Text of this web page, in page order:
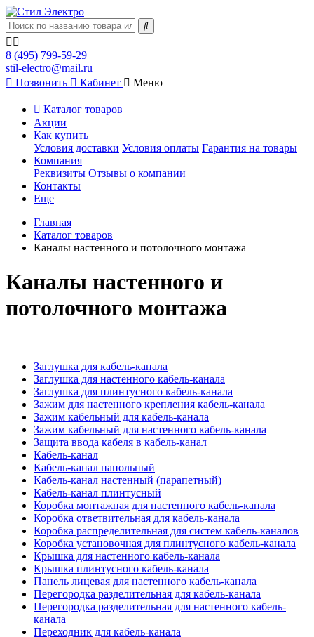
8 (495) 799-59-29
stil-electro@mail.ru
Позвонить
Кабинет Меню
Каталог товаров
Акции
Как купить
Условия доставки Условия оплаты Гарантия на товары
Компания
Реквизиты Отзывы о компании
Контакты
Еще
Главная
Каталог товаров
Каналы настенного и потолочного монтажа
Каналы настенного и
потолочного монтажа
Заглушка для кабель-канала
Заглушка для настенного кабель-канала
Заглушка для плинтусного кабель-канала
Зажим для настенного крепления кабель-канала
Зажим кабельный для кабель-канала
Зажим кабельный для настенного кабель-канала
Защита ввода кабеля в кабель-канал
Кабель-канал
Кабель-канал напольный
Кабель-канал настенный (парапетный)
Кабель-канал плинтусный
Коробка монтажная для настенного кабель-канала
Коробка ответвительная для кабель-канала
Коробка распределительная для систем кабель-каналов
Коробка установочная для плинтусного кабель-канала
Крышка для настенного кабель-канала
Крышка плинтусного кабель-канала
Панель лицевая для настенного кабель-канала
Перегородка разделительная для кабель-канала
Перегородка разделительная для настенного кабель-
канала
Переходник для кабель-канала